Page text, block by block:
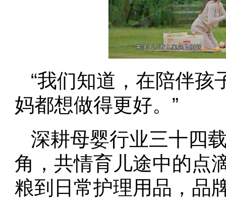
“我们知道，在陪伴孩
妈都想做得更好。”
深耕母婴行业三十四
角，共情育儿途中的点
粮到日常护理用品，品